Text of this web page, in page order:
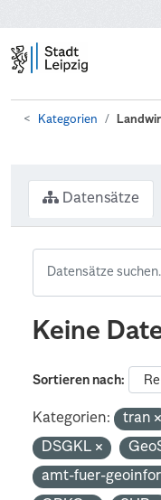
Kategorien
Datensätze
Keine
Sortieren nach
Kategorien: tran
DSGKL
amt-fuer-